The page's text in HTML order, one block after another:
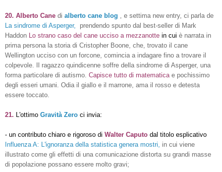
20. Alberto Cane di alberto cane blog
, e settima new entry, ci parla de
La sindrome di Asperger, prendendo spunto dal best-seller di Mark
Haddon
Lo strano caso del cane ucciso a mezzanotte in cui è narrata in
prima persona la storia di Cristopher Boone, che, trovato il cane
Wellington ucciso con un forcone, comincia a indagare fino a trovare il
colpevole. Il ragazzo quindicenne soffre della sindrome di Asperger, una
forma particolare di autismo. Capisce tutto di matematica e pochissimo
degli esseri umani. Odia il giallo e il marrone, ama il rosso e detesta
essere toccato.
21. L'ottimo Gravità Zero ci invia:
- un contributo chiaro e rigoroso di Walter Caputo dal titolo esplicativo
Influenza A: L'ignoranza della statistica genera mostri, in cui viene
illustrato come gli effetti di una comunicazione distorta su grandi masse
di popolazione possano essere molto gravi;